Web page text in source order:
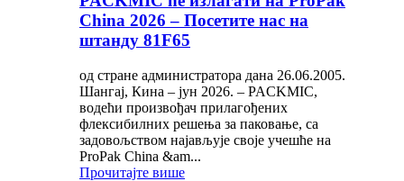
China 2026 – Посетите нас на
штанду 81F65
од стране администратора дана 26.06.2005.
Шангај, Кина – јун 2026. – PACKMIC,
водећи произвођач прилагођених
флексибилних решења за паковање, са
задовољством најављује своје учешће на
ProPak China &am...
Прочитајте више